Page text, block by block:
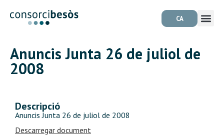
CA
Anuncis Junta 26 de juliol de
2008
Descripció
Anuncis Junta 26 de juliol de 2008
Descarregar document